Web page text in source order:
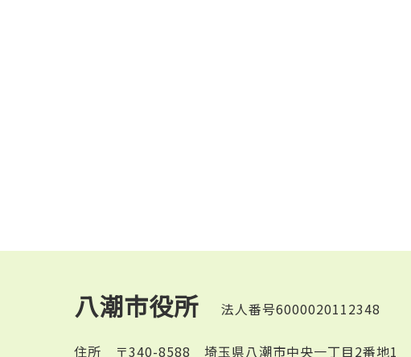
八潮市役所 法人番号6000020112348
住所 〒340-8588 埼玉県八潮市中央一丁目2番地1